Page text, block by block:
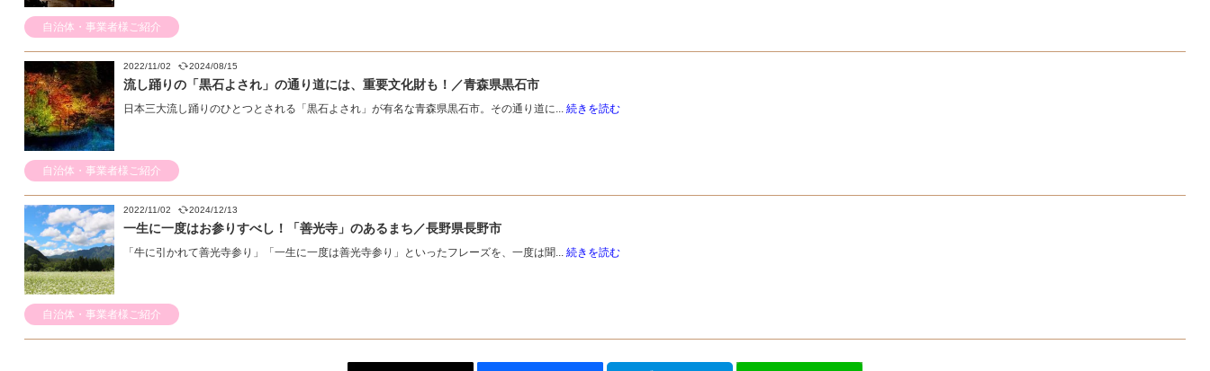
自治体・事業者様ご紹介
2022/11/02 2024/08/15
流し踊りの「黒石よされ」の通り道には、重要文化財も！／青森県黒石市
日本三大流し踊りのひとつとされる「黒石よされ」が有名な青森県黒石市。その通り道に... 続きを読む
自治体・事業者様ご紹介
2022/11/02 2024/12/13
一生に一度はお参りすべし！「善光寺」のあるまち／長野県長野市
「牛に引かれて善光寺参り」「一生に一度は善光寺参り」といったフレーズを、一度は聞... 続きを読む
自治体・事業者様ご紹介